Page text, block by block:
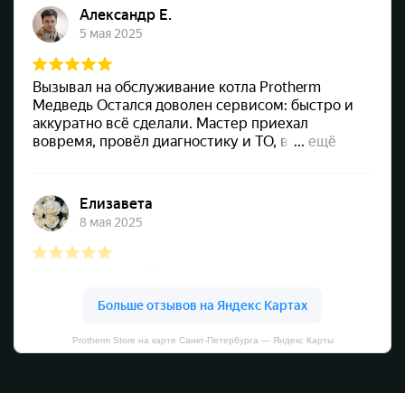
Protherm Store на карте Санкт‑Петербурга — Яндекс Карты